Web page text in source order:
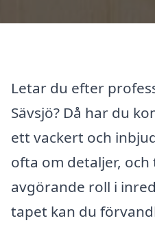
Letar du efter
Sävsjö? Då har du
ett vackert och
ofta om detaljer,
avgörande roll i
tapet kan du